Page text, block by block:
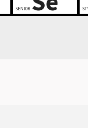
SENIOR